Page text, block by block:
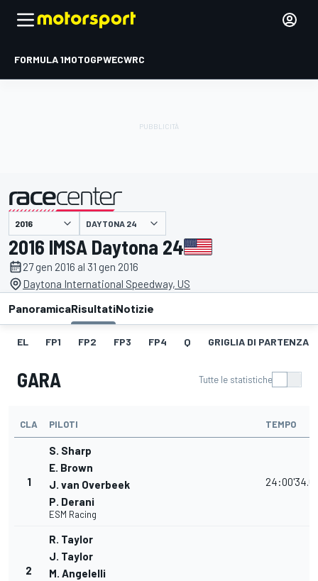
FORMULA 1MOTOGPWECWRC
presentato da DAYTONA 24
2016 IMSA Daytona 24
27 gen 2016 al 31 gen 2016
Daytona International Speedway, US
PanoramicaRisultatiNotizie
EL FP1 FP2 FP3 FP4 Q GRIGLIA DI PARTENZA
GARA Tutte le statistiche
CLA PILOTI TEMPO
1
S. Sharp
E. Brown
J. van Overbeek
P. Derani
ESM Racing
2
R. Taylor
J. Taylor
M. Angelelli